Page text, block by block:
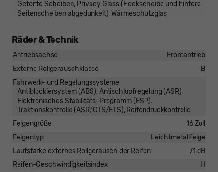
Getönte Scheiben, Privacy Glass (Heckscheibe und hintere
Seitenscheiben abgedunkelt), Wärmeschutzglas
Räder & Technik
Antriebsachse
Frontantrieb
Externe Rollgeräuschklasse
B
Fahrwerk- und Regelungssysteme
Antiblockiersystem (ABS), Antischlupfregelung (ASR),
Elektronisches Stabilitäts-Programm (ESP),
Traktionskontrolle (ASR/CTS/ETS), Reifendruckkontrolle
Felgengröße
16 Zoll
Felgentyp
Leichtmetallfelge
Lautstärke externes Rollgeräusch der Reifen
71 dB
Reifen-Geschwindigkeitsindex
H